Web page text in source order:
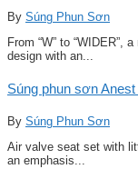
By Súng Phun Sơn
From “W” to “WIDER”,
design with an...
Súng phun sơn
By Súng Phun Sơn
Air valve seat set with
an emphasis...